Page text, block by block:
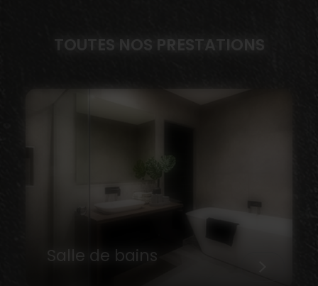
TOUTES NOS PRESTATIONS
Salle de bains